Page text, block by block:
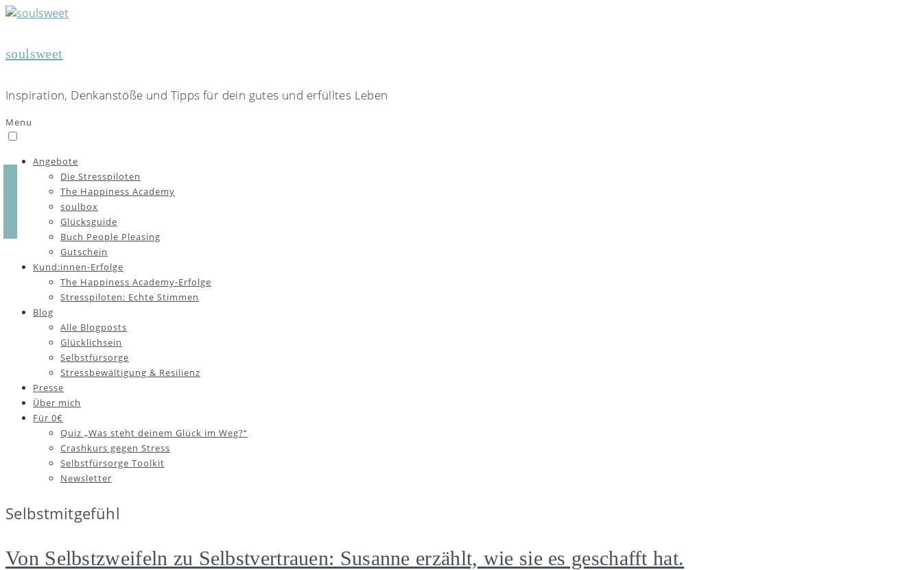
soulsweet
Inspiration, Denkanstöße und Tipps für dein gutes und erfülltes Leben
Menu
Angebote
Die Stresspiloten
The Happiness Academy
soulbox
Glücksguide
Buch People Pleasing
Gutschein
Kund:innen-Erfolge
The Happiness Academy-Erfolge
Stresspiloten: Echte Stimmen
Blog
Alle Blogposts
Glücklichsein
Selbstfürsorge
Stressbewältigung & Resilienz
Presse
Über mich
Für 0€
Quiz „Was steht deinem Glück im Weg?“
Crashkurs gegen Stress
Selbstfürsorge Toolkit
Newsletter
Selbstmitgefühl
Von Selbstzweifeln zu Selbstvertrauen: Susanne erzählt, wie sie es geschafft hat.